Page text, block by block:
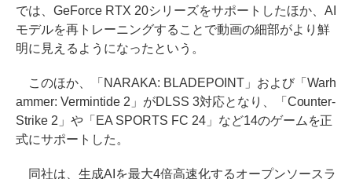
では、GeForce RTX 20シリーズをサポートしたほか、AI
モデルを再トレーニングすることで動画の細部がより鮮
明に見えるようになったという。
このほか、「NARAKA: BLADEPOINT」および「Warh
ammer: Vermintide 2」がDLSS 3対応となり、「Counter-
Strike 2」や「EA SPORTS FC 24」など14のゲームを正
式にサポートした。
同社は、生成AIを最大4倍高速化するオープンソースラ